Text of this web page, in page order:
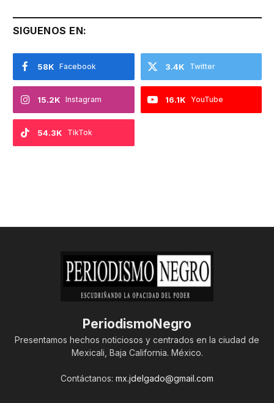
SIGUENOS EN:
Facebook
58K Twitter
3.4K
Instagram
15.2K YouTube
16.1K
TikTok
54.3K
PeriodismoNegro
Presentamos hechos noticiosos y centrados en la ciudad de
Mexicali, Baja California. México.
Contáctanos: mx.jdelgado@gmail.com